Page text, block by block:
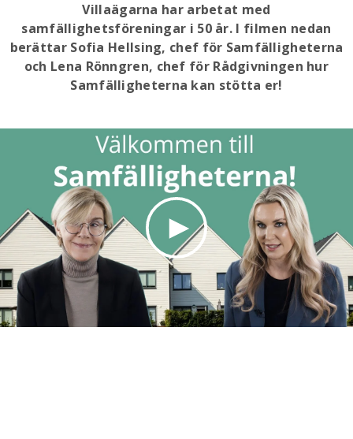
Villaägarna har arbetat med
samfällighetsföreningar i 50 år. I filmen nedan
berättar Sofia Hellsing, chef för Samfälligheterna
och Lena Rönngren, chef för Rådgivningen hur
Samfälligheterna kan stötta er!